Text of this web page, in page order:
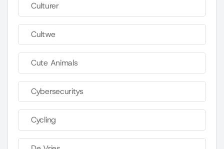
Culturer
Cultwe
Cute Animals
Cybersecuritys
Cycling